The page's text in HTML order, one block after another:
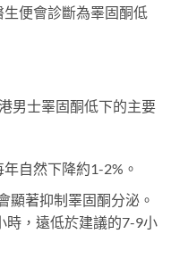
便會診斷為睪固酮低
男士睪固酮低下的主要
自然下降約1-2%。
顯著抑制睪固酮分泌。
時，遠低於建議的7-9小